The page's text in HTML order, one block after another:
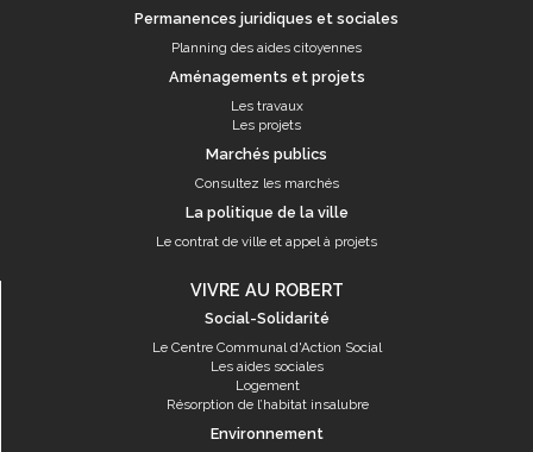
Permanences juridiques et sociales
Planning des aides citoyennes
Aménagements et projets
Les travaux
Les projets
Marchés publics
Consultez les marchés
La politique de la ville
Le contrat de ville et appel à projets
VIVRE AU ROBERT
Social-Solidarité
Le Centre Communal d'Action Social
Les aides sociales
Logement
Résorption de l’habitat insalubre
Environnement